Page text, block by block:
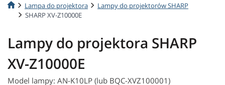
Lampa do projektora
Lampy do projektorów SHARP
SHARP XV-Z10000E
Lampy do projektora SHARP
XV-Z10000E
Model lampy: AN-K10LP (lub BQC-XVZ100001)